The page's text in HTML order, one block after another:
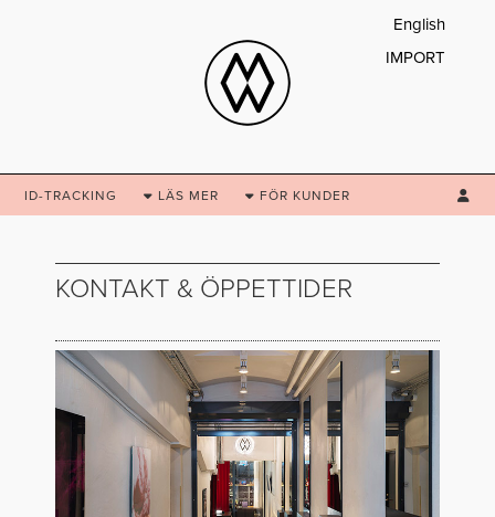
ID-TRACKING LÄS MER FÖR KUNDER
English
IMPORT
KONTAKT & ÖPPETTIDER